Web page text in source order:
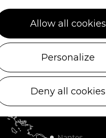
Allow all cookies
Personalize
Deny all cookies